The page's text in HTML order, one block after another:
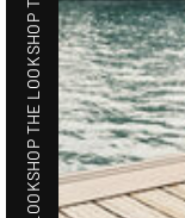
SHOP THE LOOK